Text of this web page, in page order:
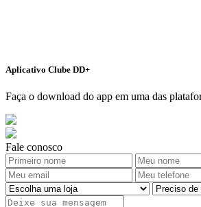
Aplicativo Clube DD+
Faça o download do app em uma das
Fale conosco